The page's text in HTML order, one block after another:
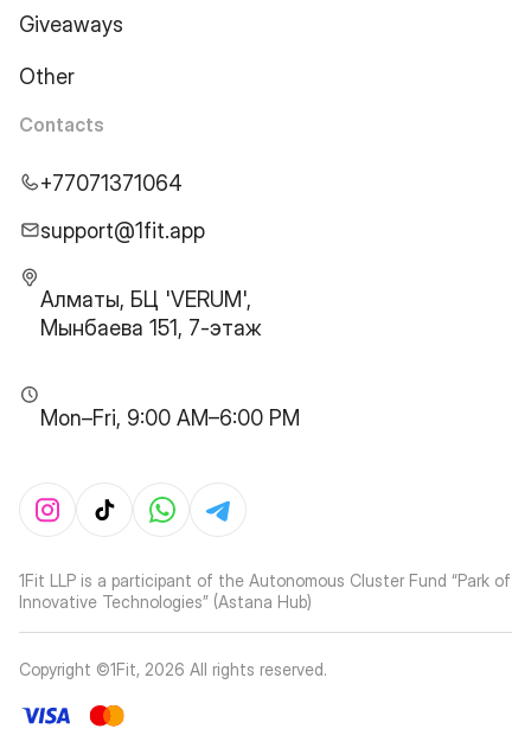
Giveaways
Other
Contacts
+77071371064
support@1fit.app
Алматы, БЦ 'VERUM',
Мынбаева 151, 7-этаж
Mon–Fri, 9:00 AM–6:00 PM
1Fit LLP is a participant of the Autonomous Cluster Fund “Park of
Innovative Technologies” (Astana Hub)
Copyright ©1Fit, 2026 All rights reserved.